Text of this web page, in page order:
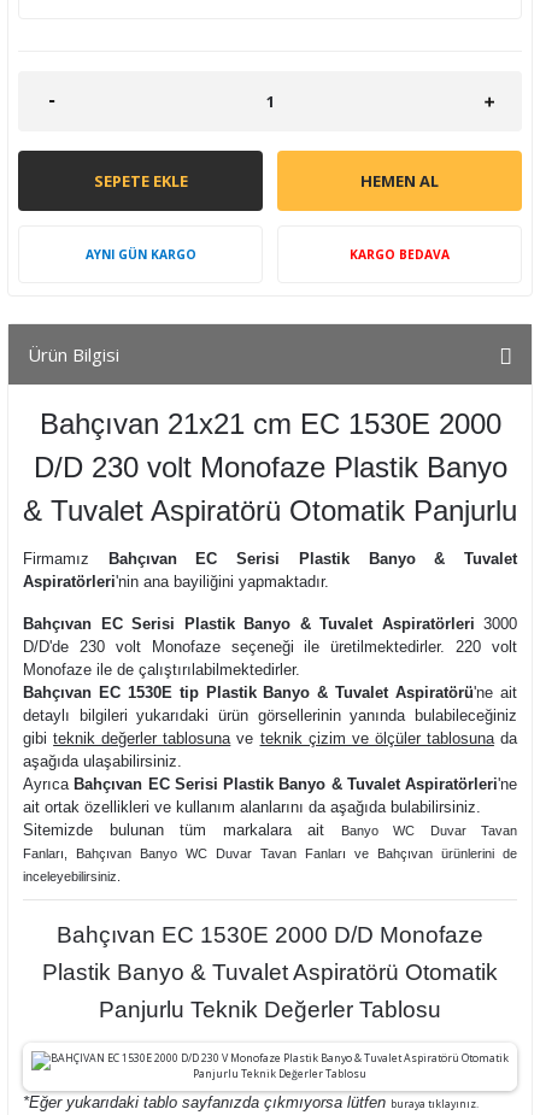
SEPETE EKLE HEMEN AL
AYNI GÜN KARGO KARGO BEDAVA
Ürün Bilgisi
Bahçıvan 21x21 cm EC 1530E 2000
D/D 230 volt Monofaze Plastik Banyo
& Tuvalet Aspiratörü Otomatik Panjurlu
Firmamız
Bahçıvan EC Serisi Plastik Banyo & Tuvalet
Aspiratörleri'nin ana bayiliğini yapmaktadır.
Bahçıvan EC Serisi Plastik Banyo & Tuvalet Aspiratörleri 3000
D/D'de 230 volt Monofaze seçeneği ile üretilmektedirler. 220 volt
Monofaze ile de çalıştırılabilmektedirler.
Bahçıvan EC 1530E tip Plastik Banyo & Tuvalet Aspiratörü'ne ait
detaylı bilgileri yukarıdaki ürün görsellerinin yanında bulabileceğiniz
gibiteknik değerler tablosunave teknik çizim ve ölçüler tablosunada
aşağıda ulaşabilirsiniz.
Ayrıca Bahçıvan EC Serisi Plastik Banyo & Tuvalet Aspiratörleri'ne
ait ortak özellikleri ve kullanım alanlarını da aşağıda bulabilirsiniz.
Sitemizde bulunan tüm markalara ait
Banyo WC Duvar Tavan
Fanları
Bahçıvan Banyo WC Duvar Tavan Fanları ve Bahçıvan ürünlerini de
inceleyebilirsiniz.
Bahçıvan EC 1530E 2000 D/D Monofaze
Plastik Banyo & Tuvalet Aspiratörü Otomatik
Panjurlu Teknik Değerler Tablosu
*Eğer yukarıdaki tablo sayfanızda çıkmıyorsa lütfen buraya tıklayınız.